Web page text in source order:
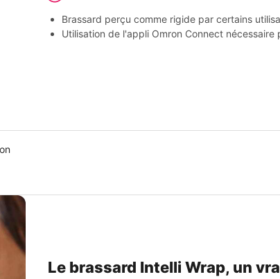
Brassard perçu comme rigide par certains
Utilisation de l'appli Omron Connect
Le brassard Intelli Wrap, un